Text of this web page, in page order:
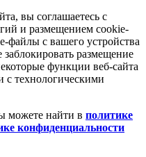
вы соглашаетесь с
и размещением cookie-
файлы с вашего устройства
заблокировать размещение
функции веб-сайта
с технологическими
можете найти в политике
конфиденциальности